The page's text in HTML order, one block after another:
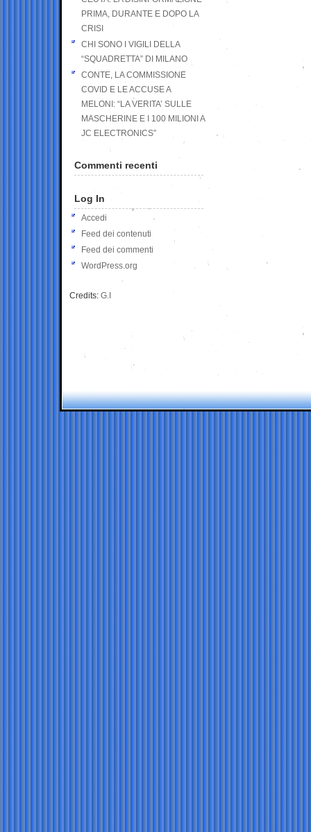
PRIMA, DURANTE E DOPO LA
CRISI
CHI SONO I VIGILI DELLA
“SQUADRETTA” DI MILANO
CONTE, LA COMMISSIONE
COVID E LE ACCUSE A
MELONI: “LA VERITA’ SULLE
MASCHERINE E I 100 MILIONI A
JC ELECTRONICS”
Commenti recenti
Log In
Accedi
Feed dei contenuti
Feed dei commenti
WordPress.org
Credits: G.I